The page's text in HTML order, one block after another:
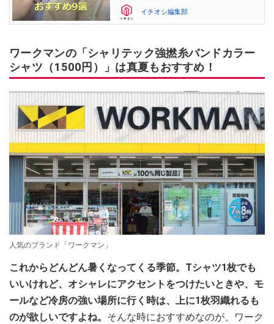
イチオシ編集部
ワークマンの「シャリテック強撚糸バンドカラー
シャツ（1500円）」は真夏もおすすめ！
人気のブランド「ワークマン」
これからどんどん暑くなってくる季節。Tシャツ1枚でも
いいけれど、オシャレにアクセントをつけたいときや、モ
ールなど冷房の強い場所に行く時は、上に1枚羽織れるも
のが欲しいですよね。 そんな時におすすめなのが、ワーク